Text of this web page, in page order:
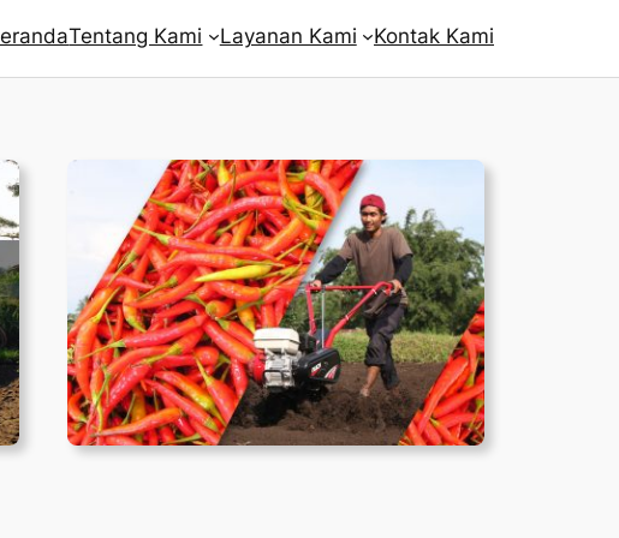
Tentang Kami Layanan Kami Kontak Kami